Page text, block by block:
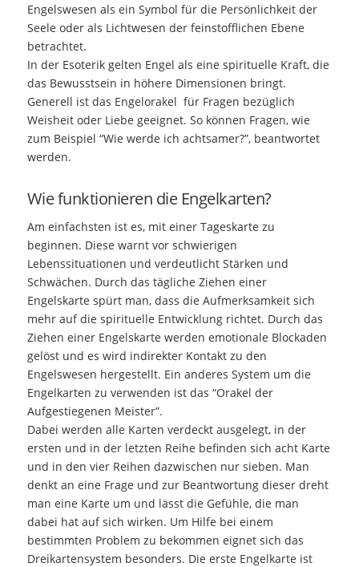
Engelswesen als ein Symbol für die Persönlichkeit der
Seele oder als Lichtwesen der feinstofflichen Ebene
betrachtet.
In der Esoterik gelten Engel als eine spirituelle Kraft, die
das Bewusstsein in höhere Dimensionen bringt.
Generell ist das Engelorakel für Fragen bezüglich
Weisheit oder Liebe geeignet. So können Fragen, wie
zum Beispiel “Wie werde ich achtsamer?”, beantwortet
werden.
Wie funktionieren die Engelkarten?
Am einfachsten ist es, mit einer Tageskarte zu
beginnen. Diese warnt vor schwierigen
Lebenssituationen und verdeutlicht Stärken und
Schwächen. Durch das tägliche Ziehen einer
Engelskarte spürt man, dass die Aufmerksamkeit sich
mehr auf die spirituelle Entwicklung richtet. Durch das
Ziehen einer Engelskarte werden emotionale Blockaden
gelöst und es wird indirekter Kontakt zu den
Engelswesen hergestellt. Ein anderes System um die
Engelkarten zu verwenden ist das “Orakel der
Aufgestiegenen Meister”.
Dabei werden alle Karten verdeckt ausgelegt, in der
ersten und in der letzten Reihe befinden sich acht Karte
und in den vier Reihen dazwischen nur sieben. Man
denkt an eine Frage und zur Beantwortung dieser dreht
man eine Karte um und lässt die Gefühle, die man
dabei hat auf sich wirken. Um Hilfe bei einem
bestimmten Problem zu bekommen eignet sich das
Dreikartensystem besonders. Die erste Engelkarte ist